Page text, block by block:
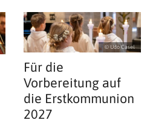
© Udo Casel
Für die
Vorbereitung auf
die Erstkommunion
2027